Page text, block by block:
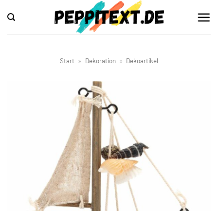
Inhalt
springen
Start » Dekoration » Dekoartikel